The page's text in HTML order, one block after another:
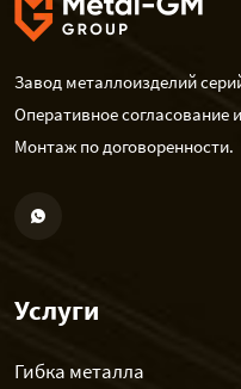
Завод металлоизделий
Оперативное согласование
Монтаж по договоренности.
Услуги
Гибка металла